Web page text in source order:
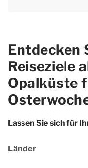
Entdecken
Reiseziele
Opalküste
Lassen Sie sich für
Länder